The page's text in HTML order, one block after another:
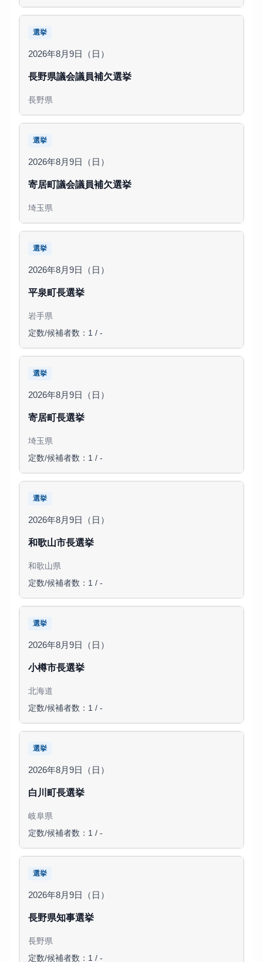
選挙
2026年8月9日（日）
長野県議会議員補欠選挙
長野県
選挙
2026年8月9日（日）
寄居町議会議員補欠選挙
埼玉県
選挙
2026年8月9日（日）
平泉町長選挙
岩手県
定数/候補者数：1 / -
選挙
2026年8月9日（日）
寄居町長選挙
埼玉県
定数/候補者数：1 / -
選挙
2026年8月9日（日）
和歌山市長選挙
和歌山県
定数/候補者数：1 / -
選挙
2026年8月9日（日）
小樽市長選挙
北海道
定数/候補者数：1 / -
選挙
2026年8月9日（日）
白川町長選挙
岐阜県
定数/候補者数：1 / -
選挙
2026年8月9日（日）
長野県知事選挙
長野県
定数/候補者数：1 / -